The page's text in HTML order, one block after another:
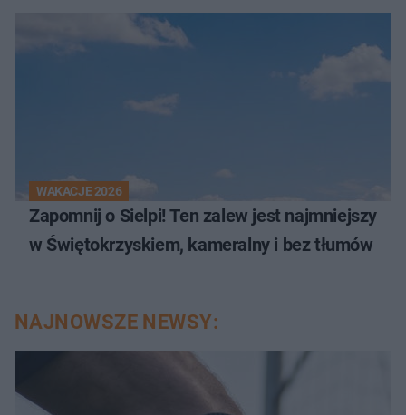
WAKACJE 2026
Zapomnij o Sielpi! Ten zalew jest najmniejszy
w Świętokrzyskiem, kameralny i bez tłumów
NAJNOWSZE NEWSY: